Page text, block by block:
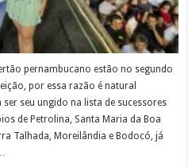
pernambucano estão no segundo
por essa razão é natural
seu ungido na lista de sucessores
de Petrolina, Santa Maria da Boa
Talhada, Moreilândia e Bodocó, já